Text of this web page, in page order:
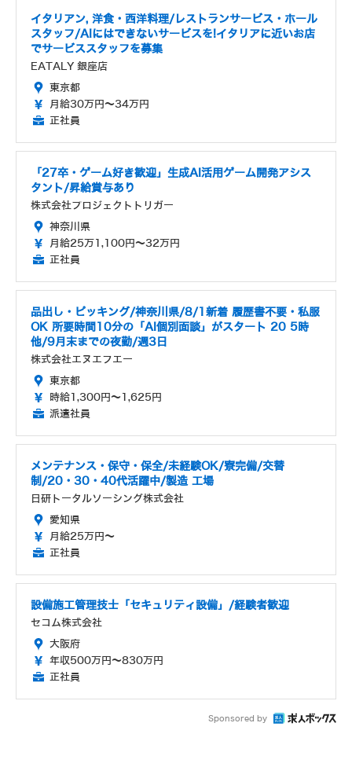
イタリアン, 洋食・西洋料理/レストランサービス・ホール
スタッフ/AIにはできないサービスを!イタリアに近いお店
でサービススタッフを募集
EATALY 銀座店
東京都
月給30万円～34万円
正社員
「27卒・ゲーム好き歓迎」生成AI活用ゲーム開発アシス
タント/昇給賞与あり
株式会社プロジェクトトリガー
神奈川県
月給25万1,100円～32万円
正社員
品出し・ピッキング/神奈川県/8/1新着 履歴書不要・私服
OK 所要時間10分の「AI個別面談」がスタート 20 5時
他/9月末までの夜勤/週3日
株式会社エヌエフエー
東京都
時給1,300円～1,625円
派遣社員
メンテナンス・保守・保全/未経験OK/寮完備/交替
制/20・30・40代活躍中/製造 工場
日研トータルソーシング株式会社
愛知県
月給25万円～
正社員
設備施工管理技士「セキュリティ設備」/経験者歓迎
セコム株式会社
大阪府
年収500万円～830万円
正社員
Sponsored by